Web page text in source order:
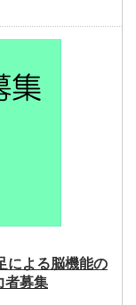
による脳機能の
者募集